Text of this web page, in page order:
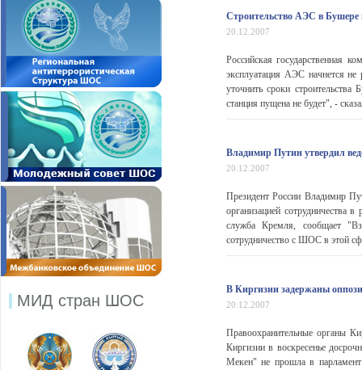
МИД стран ШОС
Строительство АЭС в Бушере
20.12.2007
Российская государственная
эксплуатация АЭС начнется
уточнить сроки
станция пущена не будет", -
Владимир Путин утвердил
20.12.2007
Президент России Владимир
организацией сотрудничества
служба Кремля, сообщает
сотрудничество с ШОС в этой
В Киргизии задержаны
20.12.2007
Правоохранительные органы
Киргизии в воскресенье
Мекен" не прошла в